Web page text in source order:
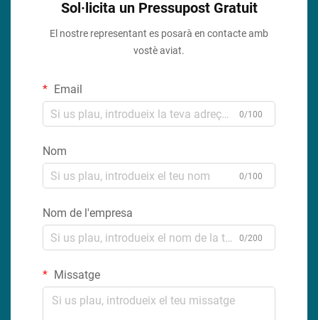
Sol·licita un Pressupost Gratuit
El nostre representant es posarà en contacte amb
vostè aviat.
Email
0/100
Nom
0/100
Nom de l'empresa
0/200
Missatge